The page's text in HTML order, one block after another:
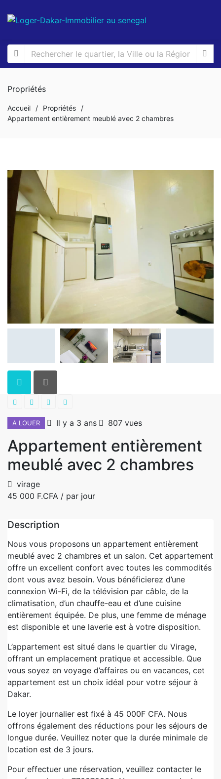
Propriétés
Accueil / Propriétés
/
Appartement entièrement meublé avec 2 chambres
A LOUER Il y a 3 ans 807 vues
Appartement entièrement
meublé avec 2 chambres
virage
45 000 F.CFA / par jour
Description
Nous vous proposons un appartement entièrement
meublé avec 2 chambres et un salon. Cet appartement
offre un excellent confort avec toutes les commodités
dont vous avez besoin. Vous bénéficierez d’une
connexion Wi-Fi, de la télévision par câble, de la
climatisation, d’un chauffe-eau et d’une cuisine
entièrement équipée. De plus, une femme de ménage
est disponible et une laverie est à votre disposition.
L’appartement est situé dans le quartier du Virage,
offrant un emplacement pratique et accessible. Que
vous soyez en voyage d’affaires ou en vacances, cet
appartement est un choix idéal pour votre séjour à
Dakar.
Le loyer journalier est fixé à 45 000F CFA. Nous
offrons également des réductions pour les séjours de
longue durée. Veuillez noter que la durée minimale de
location est de 3 jours.
Pour effectuer une réservation, veuillez contacter le